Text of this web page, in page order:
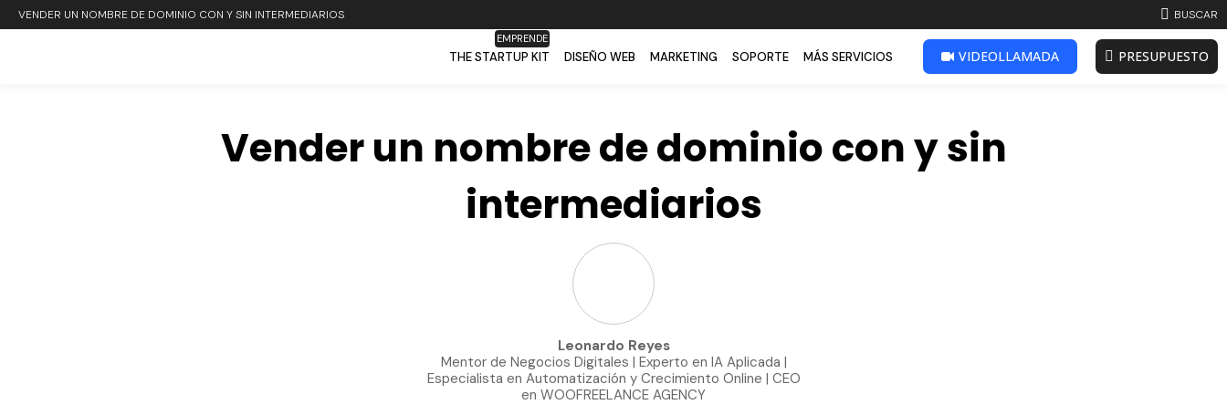
VENDER UN NOMBRE DE DOMINIO CON Y SIN INTERMEDIARIOS BUSCAR:
BUSCAR
THE STARTUP KIT
EMPRENDE
DISEÑO WEB MARKETING SOPORTE MÁS SERVICIOS VIDEOLLAMADA PRESUPUESTO
Vender un nombre de dominio con y sin
intermediarios
Leonardo Reyes
Mentor de Negocios Digitales | Experto en IA Aplicada |
Especialista en Automatización y Crecimiento Online | CEO
en WOOFREELANCE AGENCY